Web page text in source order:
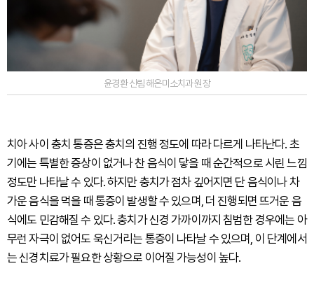
윤경환 신림 해온미소치과 원장
치아 사이 충치 통증은 충치의 진행 정도에 따라 다르게 나타난다. 초
기에는 특별한 증상이 없거나 찬 음식이 닿을 때 순간적으로 시린 느낌
정도만 나타날 수 있다. 하지만 충치가 점차 깊어지면 단 음식이나 차
가운 음식을 먹을 때 통증이 발생할 수 있으며, 더 진행되면 뜨거운 음
식에도 민감해질 수 있다. 충치가 신경 가까이까지 침범한 경우에는 아
무런 자극이 없어도 욱신거리는 통증이 나타날 수 있으며, 이 단계에서
는 신경치료가 필요한 상황으로 이어질 가능성이 높다.